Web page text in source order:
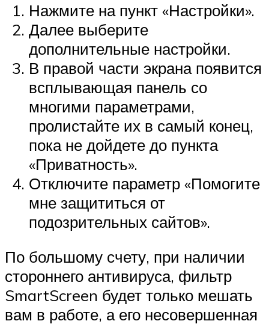
Нажмите на пункт «Настройки».
Далее выберите
дополнительные настройки.
В правой части экрана появится
всплывающая панель со
многими параметрами,
пролистайте их в самый конец,
пока не дойдете до пункта
«Приватность».
Отключите параметр «Помогите
мне защититься от
подозрительных сайтов».
По большому счету, при наличии
стороннего антивируса, фильтр
SmartScreen будет только мешать
вам в работе, а его несовершенная